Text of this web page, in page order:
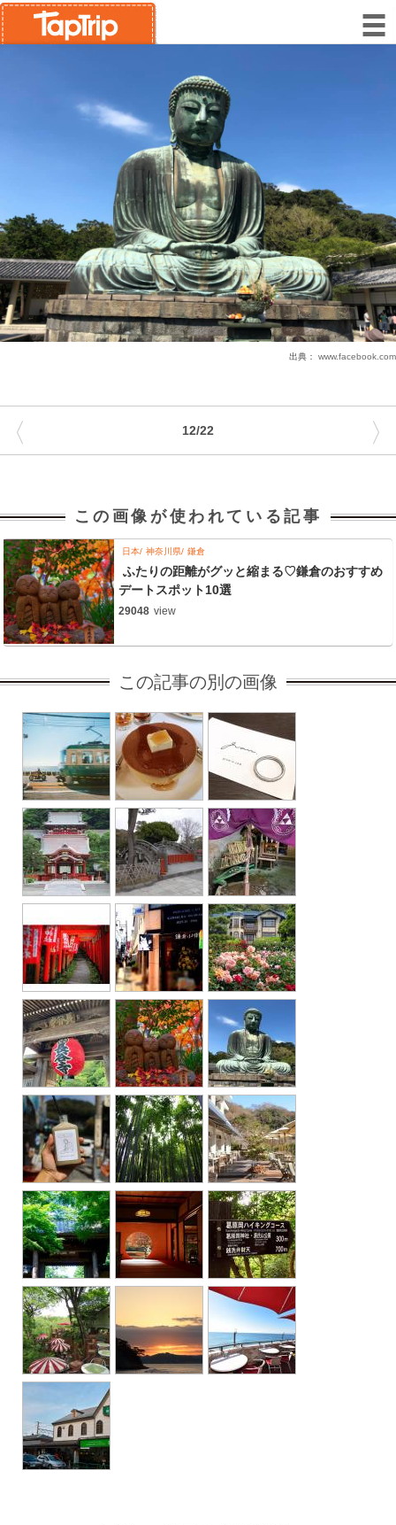
出典： www.facebook.com
12/22
〈 〉
この画像が使われている記事
日本 神奈川県 鎌倉
ふたりの距離がグッと縮まる♡鎌倉のおすすめ
デートスポット10選
29048 view
この記事の別の画像